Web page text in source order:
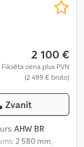
2 100 €
Fiksēta cena plus PVN
(2 499 € bruto)
Zvanīt
AHW BR
2 580 mm,